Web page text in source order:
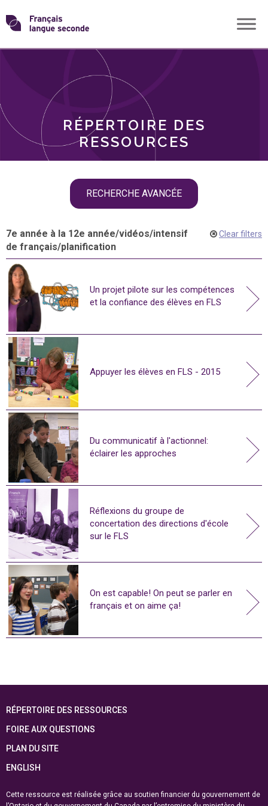
Skip
toTransformons
langue
RÉPERTOIRE DES
RESSOURCES
RECHERCHE AVANCÉE
THÈMES
7e année à la 12e année/vidéos/intensif
de français/planification
Clear filters
Un projet pilote sur les compétences
et la confiance des élèves en FLS
Appuyer les élèves en FLS - 2015
Du communicatif à l'actionnel:
éclairer les approches
Réflexions du groupe de
concertation des directions d'école
sur le FLS
On est capable! On peut se parler en
français et on aime ça!
RÉPERTOIRE DES RESSOURCES
FOIRE AUX QUESTIONS
PLAN DU SITE
ENGLISH
Cette ressource est réalisée grâce au soutien financier du gouvernement de